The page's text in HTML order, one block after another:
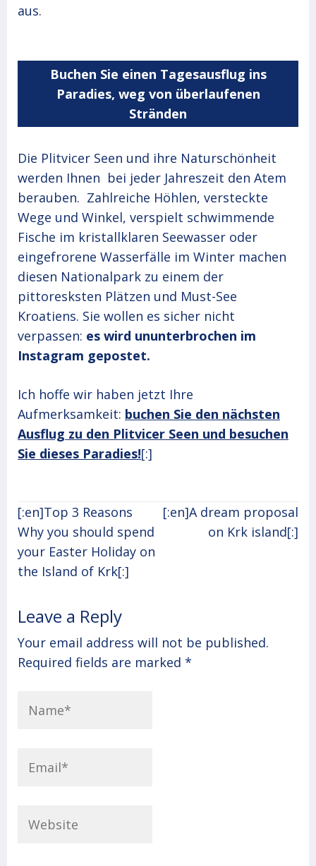
aus.
Buchen Sie einen Tagesausflug ins
Paradies, weg von überlaufenen
Stränden
Die Plitvicer Seen und ihre Naturschönheit
werden Ihnen bei jeder Jahreszeit den Atem
berauben. Zahlreiche Höhlen, versteckte
Wege und Winkel, verspielt schwimmende
Fische im kristallklaren Seewasser oder
eingefrorene Wasserfälle im Winter machen
diesen Nationalpark zu einem der
pittoresksten Plätzen und Must-See
Kroatiens. Sie wollen es sicher nicht
verpassen: es wird ununterbrochen im
Instagram gepostet.
Ich hoffe wir haben jetzt Ihre
Aufmerksamkeit: buchen Sie den nächsten
Ausflug zu den Plitvicer Seen und besuchen
Sie dieses Paradies![:]
Post
navigation
[:en]Top 3 Reasons
Why you should spend
your Easter Holiday on
the Island of Krk[:]
[:en]A dream proposal
on Krk island[:]
Leave a Reply
Your email address will not be published.
Required fields are marked *